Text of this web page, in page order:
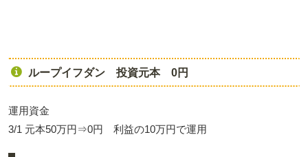
ループイフダン 投資元本 0円
運用資金
3/1 元本50万円⇒0円 利益の10万円で運用